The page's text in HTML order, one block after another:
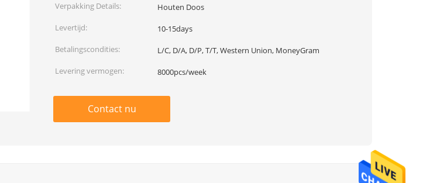
Verpakking Details:
Houten Doos
Levertijd:
10-15days
Betalingscondities:
L/C, D/A, D/P, T/T, Western Union, MoneyGram
Levering vermogen:
8000pcs/week
Contact nu